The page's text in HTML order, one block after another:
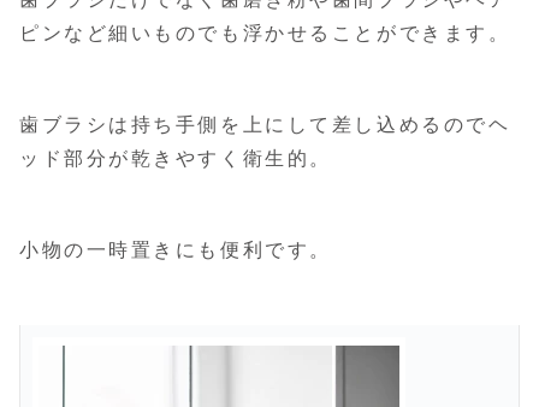
ピンなど細いものでも浮かせることができます。
歯ブラシは持ち手側を上にして差し込めるのでヘ
ッド部分が乾きやすく衛生的。
小物の一時置きにも便利です。